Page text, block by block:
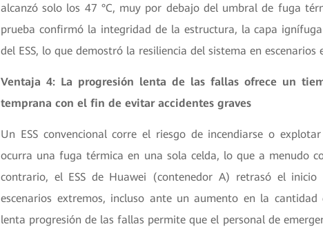
alcanzó solo los 47 °C, muy por debajo del umbral de fuga
prueba confirmó la integridad de la estructura, la capa
del ESS, lo que demostró la resiliencia del sistema en escenarios
Ventaja 4: La progresión lenta de las fallas ofrece un
temprana con el fin de evitar accidentes graves
Un ESS convencional corre el riesgo de incendiarse o
ocurra una fuga térmica en una sola celda, lo que a menudo
contrario, el ESS de Huawei (contenedor A) retrasó el
escenarios extremos, incluso ante un aumento en la
lenta progresión de las fallas permite que el personal de